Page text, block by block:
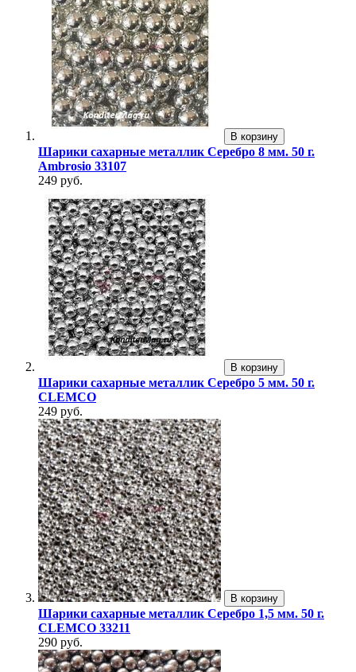
В корзину
Шарики сахарные металлик Серебро 8 мм. 50 г.
Ambrosio 33107
249 руб.
В корзину
Шарики сахарные металлик Серебро 5 мм. 50 г.
CLEMCO
249 руб.
В корзину
Шарики сахарные металлик Серебро 1,5 мм. 50 г.
CLEMCO 33211
290 руб.